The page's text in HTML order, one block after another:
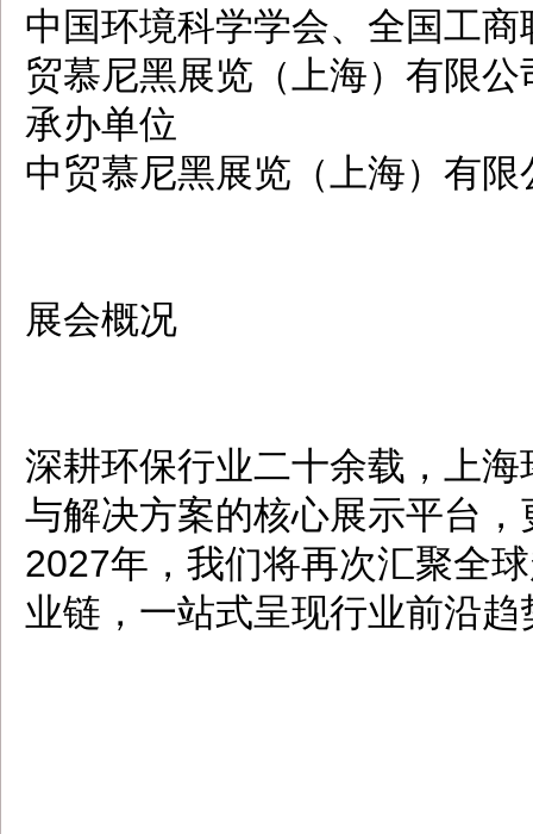
中国环境科学学会、全国工
贸慕尼黑展览（上海）有限公
承办单位
中贸慕尼黑展览（上海）有限
展会概况
深耕环保行业二十余载，上
与解决方案的核心展示平台
2027年，我们将再次汇聚全
业链，一站式呈现行业前沿